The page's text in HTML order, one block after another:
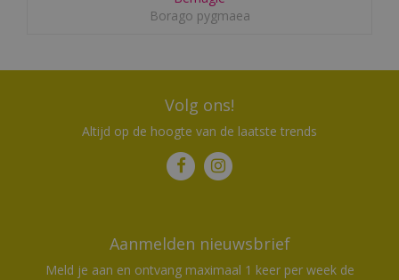
Borago pygmaea
Volg ons!
Altijd op de hoogte van de laatste trends
Aanmelden nieuwsbrief
Meld je aan en ontvang maximaal 1 keer per week de